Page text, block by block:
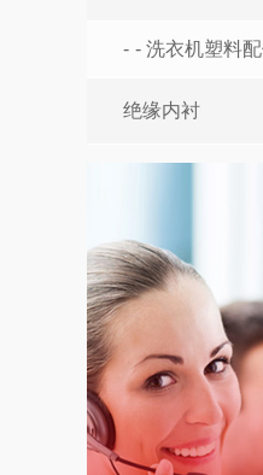
- 洗衣机塑料
绝缘内衬